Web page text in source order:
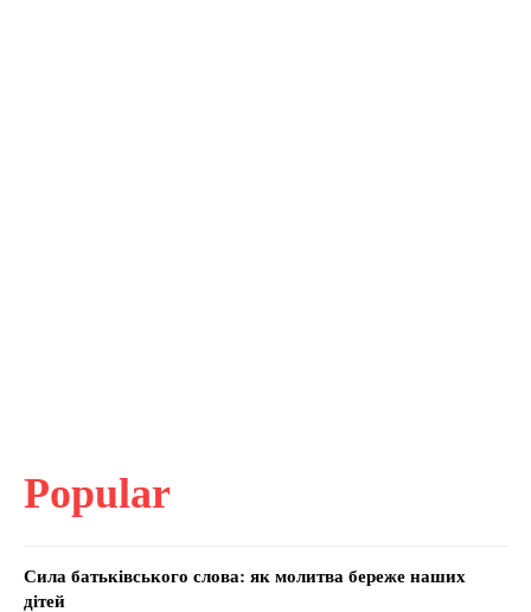
Popular
Сила батьківського слова: як молитва береже наших
дітей